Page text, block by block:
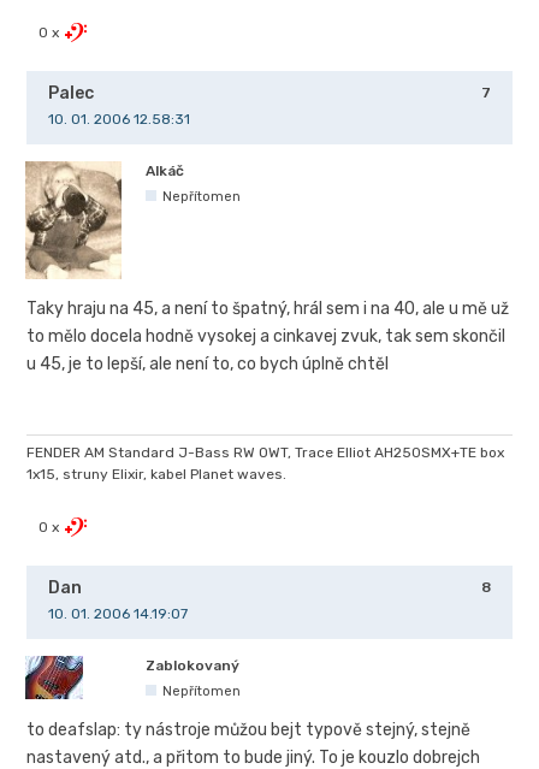
0 x
7
Palec
10. 01. 2006 12.58:31
Alkáč
Nepřítomen
Taky hraju na 45, a není to špatný, hrál sem i na 40, ale u mě už
to mělo docela hodně vysokej a cinkavej zvuk, tak sem skončil
u 45, je to lepší, ale není to, co bych úplně chtěl
FENDER AM Standard J-Bass RW OWT, Trace Elliot AH250SMX+TE box
1x15, struny Elixir, kabel Planet waves.
0 x
8
Dan
10. 01. 2006 14.19:07
Zablokovaný
Nepřítomen
to deafslap: ty nástroje můžou bejt typově stejný, stejně
nastavený atd., a přitom to bude jiný. To je kouzlo dobrejch